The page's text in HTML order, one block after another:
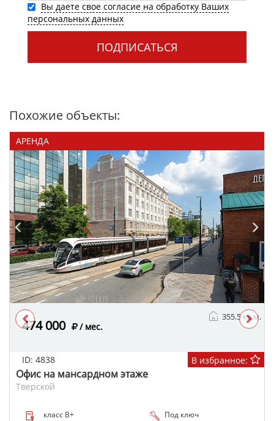
Вы даете свое согласие на обработку Ваших
персональных данных
ПОДПИСАТЬСЯ
Похожие объекты:
АРЕНДА
474 000 / мес.
355.5 кв.м.
Офис на мансардном этаже
Тверской
ID: 4838 В избранное:
класс B+
Под ключ